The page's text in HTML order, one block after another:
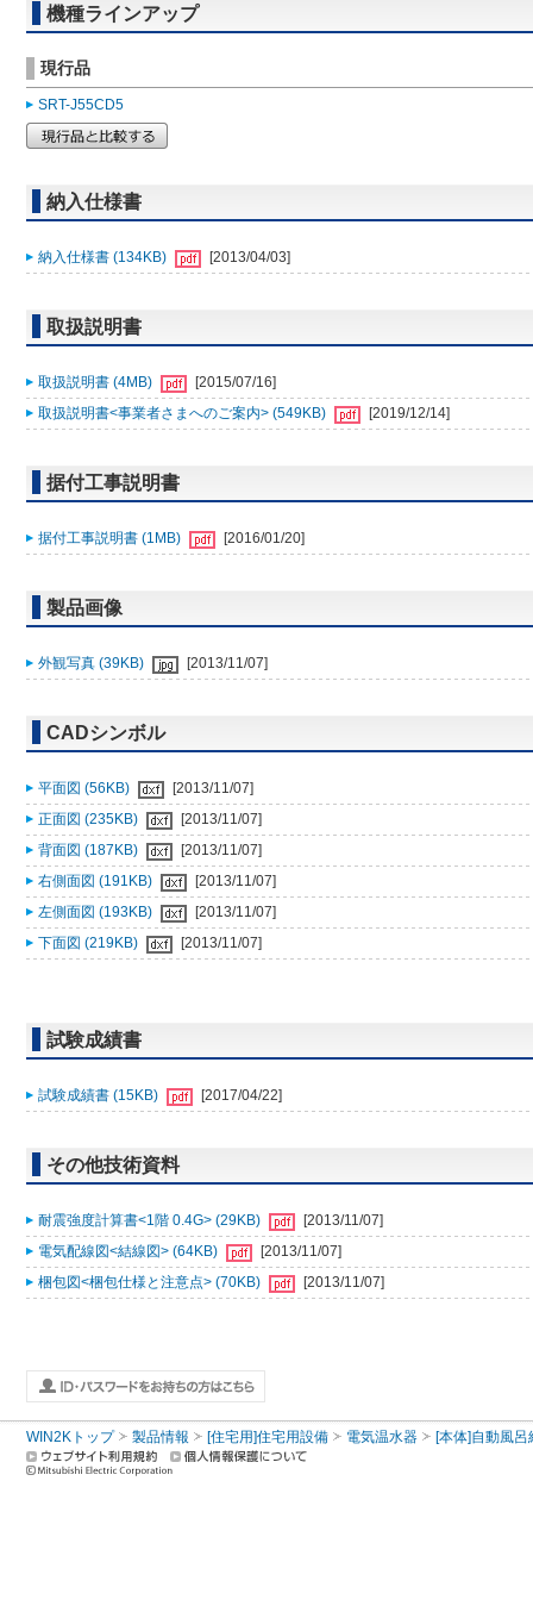
機種ラインアップ
現行品
SRT-J55CD5
納入仕様書
納入仕様書 (134KB) [2013/04/03]
取扱説明書
取扱説明書 (4MB)
[2015/07/16]
取扱説明書<事業者さまへのご案内> (549KB)
[2019/12/14]
据付工事説明書
据付工事説明書 (1MB) [2016/01/20]
製品画像
外観写真 (39KB) [2013/11/07]
CADシンボル
平面図 (56KB)
[2013/11/07]
正面図 (235KB)
[2013/11/07]
背面図 (187KB)
[2013/11/07]
右側面図 (191KB)
[2013/11/07]
左側面図 (193KB)
[2013/11/07]
下面図 (219KB)
[2013/11/07]
試験成績書
試験成績書 (15KB) [2017/04/22]
その他技術資料
耐震強度計算書<1階 0.4G> (29KB)
[2013/11/07]
電気配線図<結線図> (64KB)
[2013/11/07]
梱包図<梱包仕様と注意点> (70KB)
[2013/11/07]
WIN2Kトップ 製品情報 [住宅用]住宅用設備 電気温水器 [本体]自動風